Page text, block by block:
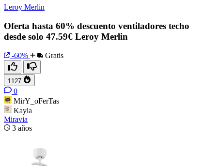
Leroy Merlin
Oferta hasta 60% descuento ventiladores techo
desde solo 47.59€ Leroy Merlin
-60% Gratis
1127
0
MirY_oFerTas
Kayla
Miravia
3 años